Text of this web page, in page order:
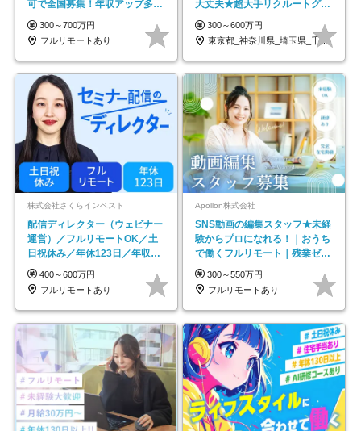
可で全国募集！年収アップ多数
★年休最大130日★
300～700万円
フルリモートあり
大丈夫★超大手リクルートグル
ープの正社員/sg
300～600万円
東京都_神奈川県_埼玉県_千葉県_大阪府…
株式会社さくらインベスト
配信ディレクター（ウェビナー
運営）／フルリモートOK／土
日祝休み／年休123日／年収
600万円可
400～600万円
フルリモートあり
Apollon株式会社
SNS動画の編集スタッフ★未経
験からプロになれる！｜おうち
で働くフルリモート｜残業ゼロ
で18時退勤◎
300～550万円
フルリモートあり